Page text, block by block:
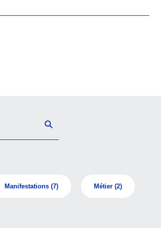
Manifestations (7) Métier (2)